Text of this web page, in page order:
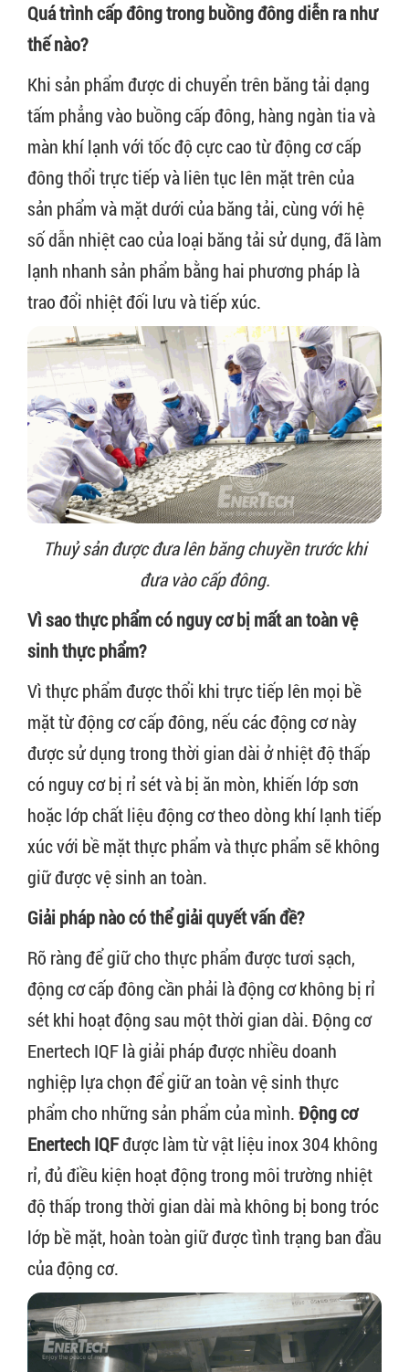
Quá trình cấp đông trong buồng đông diễn ra như
thế nào?
Khi sản phẩm được di chuyển trên băng tải dạng
tấm phẳng vào buồng cấp đông, hàng ngàn tia và
màn khí lạnh với tốc độ cực cao từ động cơ cấp
đông thổi trực tiếp và liên tục lên mặt trên của
sản phẩm và mặt dưới của băng tải, cùng với hệ
số dẫn nhiệt cao của loại băng tải sử dụng, đã làm
lạnh nhanh sản phẩm bằng hai phương pháp là
trao đổi nhiệt đối lưu và tiếp xúc.
Thuỷ sản được đưa lên băng chuyền trước khi
đưa vào cấp đông.
Vì sao thực phẩm có nguy cơ bị mất an toàn vệ
sinh thực phẩm?
Vì thực phẩm được thổi khi trực tiếp lên mọi bề
mặt từ động cơ cấp đông, nếu các động cơ này
được sử dụng trong thời gian dài ở nhiệt độ thấp
có nguy cơ bị rỉ sét và bị ăn mòn, khiến lớp sơn
hoặc lớp chất liệu động cơ theo dòng khí lạnh tiếp
xúc với bề mặt thực phẩm và thực phẩm sẽ không
giữ được vệ sinh an toàn.
Giải pháp nào có thể giải quyết vấn đề?
Rõ ràng để giữ cho thực phẩm được tươi sạch,
động cơ cấp đông cần phải là động cơ không bị rỉ
sét khi hoạt động sau một thời gian dài. Động cơ
Enertech IQF là giải pháp được nhiều doanh
nghiệp lựa chọn để giữ an toàn vệ sinh thực
phẩm cho những sản phẩm của mình.Động cơ
Enertech IQFđược làm từ vật liệu inox 304 không
rỉ, đủ điều kiện hoạt động trong môi trường nhiệt
độ thấp trong thời gian dài mà không bị bong tróc
lớp bề mặt, hoàn toàn giữ được tình trạng ban đầu
của động cơ.